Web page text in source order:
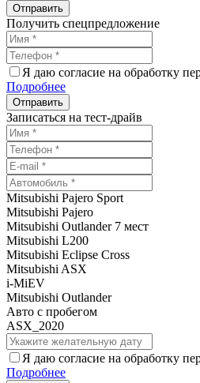
Получить спецпредложение
Я даю согласие на обработку
Подробнее
Записаться на тест-драйв
Mitsubishi Pajero Sport
Mitsubishi Pajero
Mitsubishi Outlander 7 мест
Mitsubishi L200
Mitsubishi Eclipse Cross
Mitsubishi ASX
i-MiEV
Mitsubishi Outlander
Авто с пробегом
ASX_2020
Я даю согласие на обработку
Подробнее